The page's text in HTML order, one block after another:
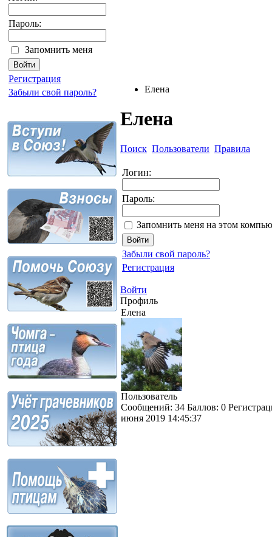
Пароль:
Запомнить меня
Регистрация
Забыли свой пароль?
Елена
Елена
Поиск Пользователи Правила
Логин:
Пароль:
Запомнить меня на этом
Забыли свой пароль?
Регистрация
Войти
Профиль
Елена
Пользователь
Сообщений: 34 Баллов: 0
июня 2019 14:45:37